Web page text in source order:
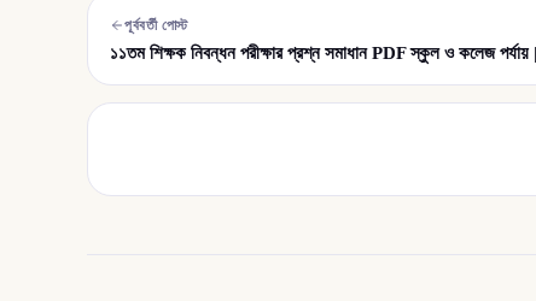
পূর্ববর্তী পোস্ট
১১তম শিক্ষক নিবন্ধন পরীক্ষার প্রশ্ন সমাধান PDF স্কুল ও কলেজ